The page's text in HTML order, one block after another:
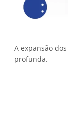
A expansão dos
profunda.